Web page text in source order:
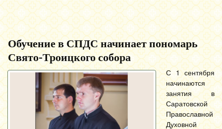
Обучение в СПДС начинает пономарь
Свято-Троицкого собора
С 1 сентября
начинаются
занятия в
Саратовской
Православной
Духовной